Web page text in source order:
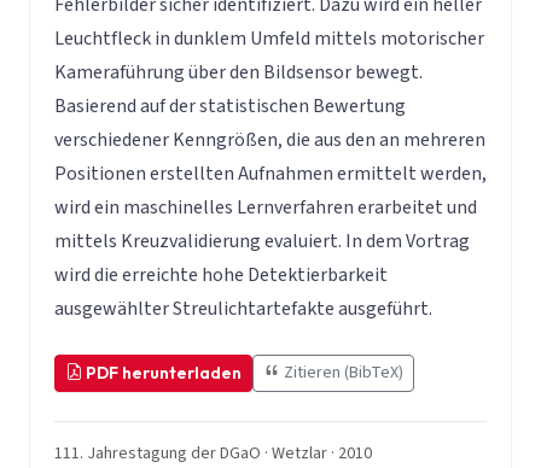
Leuchtfleck in dunklem Umfeld mittels motorischer
Kameraführung über den Bildsensor bewegt.
Basierend auf der statistischen Bewertung
verschiedener Kenngrößen, die aus den an mehreren
Positionen erstellten Aufnahmen ermittelt werden,
wird ein maschinelles Lernverfahren erarbeitet und
mittels Kreuzvalidierung evaluiert. In dem Vortrag
wird die erreichte hohe Detektierbarkeit
ausgewählter Streulichtartefakte ausgeführt.
PDF herunterladen Zitieren (BibTeX)
111. Jahrestagung der DGaO · Wetzlar · 2010